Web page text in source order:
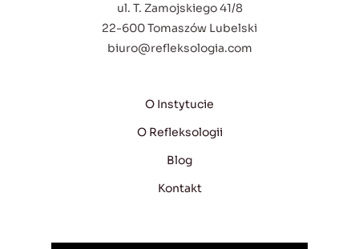
ul. T. Zamojskiego 41/8
22-600 Tomaszów Lubelski
biuro@refleksologia.com
O Instytucie
O Refleksologii
Blog
Kontakt